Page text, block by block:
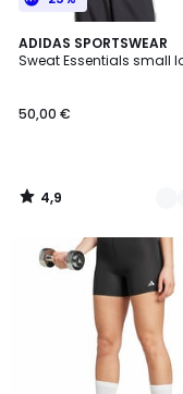
ADIDAS SPORTSWEAR
Sweat Essentials small
50,00 €
4,9
/ 5
3
Couleurs
4,9
/